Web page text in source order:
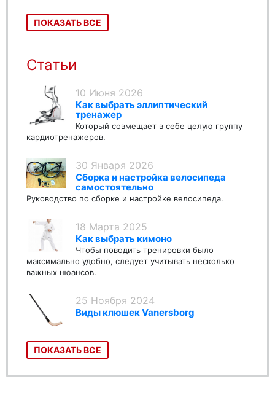
ПОКАЗАТЬ ВСЕ
Статьи
10 Июня 2026
Как выбрать эллиптический
тренажер
Который совмещает в себе целую группу
кардиотренажеров.
30 Января 2026
Сборка и настройка велосипеда
самостоятельно
Руководство по сборке и настройке велосипеда.
18 Марта 2025
Как выбрать кимоно
Чтобы поводить тренировки было
максимально удобно, следует учитывать несколько
важных нюансов.
25 Ноября 2024
Виды клюшек Vanersborg
ПОКАЗАТЬ ВСЕ